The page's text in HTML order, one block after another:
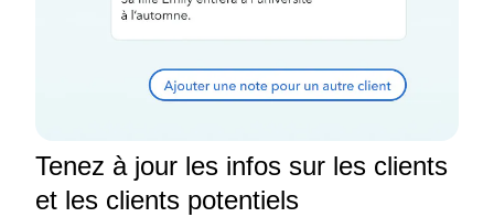
Tenez à jour les infos sur les clients
et les clients potentiels